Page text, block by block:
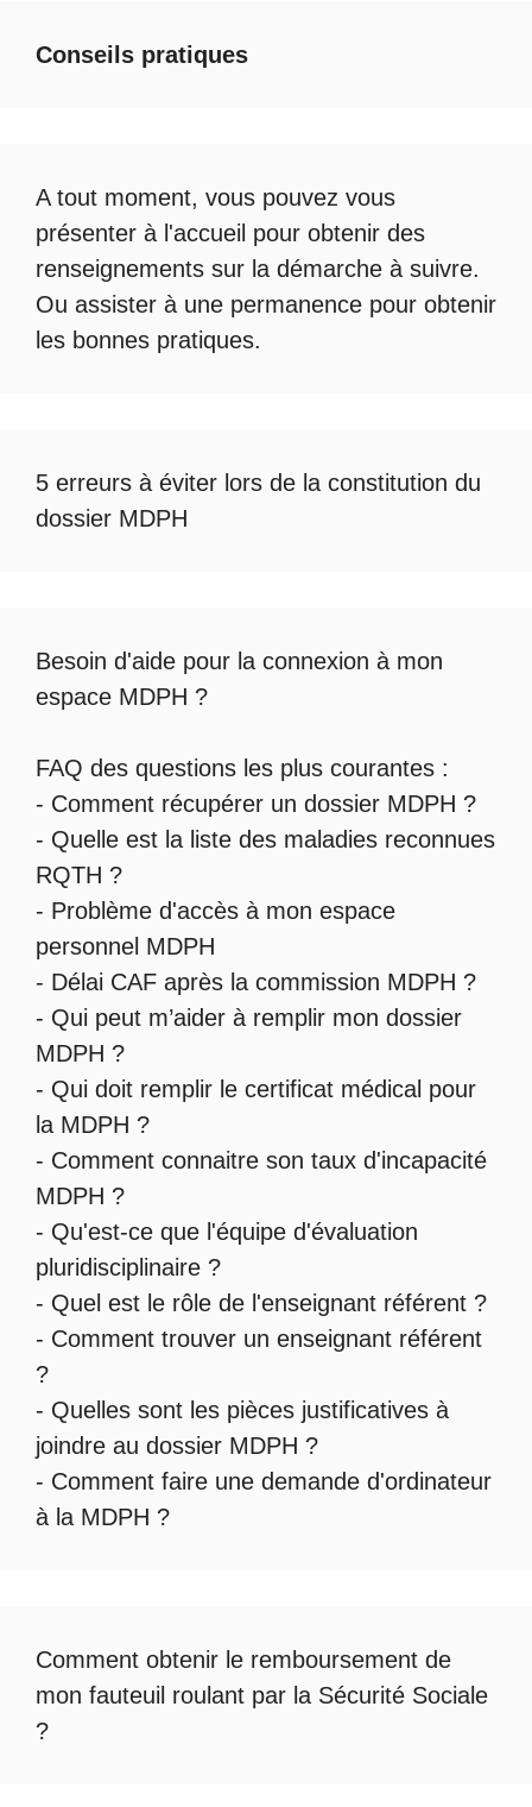
Conseils pratiques
A tout moment, vous pouvez vous
présenter à l'accueil pour obtenir des
renseignements sur la démarche à suivre.
Ou assister à une permanence pour obtenir
les bonnes pratiques.
5 erreurs à éviter lors de la constitution du
dossier MDPH
Besoin d'aide pour la connexion à mon
espace MDPH ?
FAQ des questions les plus courantes :
- Comment récupérer un dossier MDPH ?
- Quelle est la liste des maladies reconnues
RQTH ?
- Problème d'accès à mon espace
personnel MDPH
- Délai CAF après la commission MDPH ?
- Qui peut m’aider à remplir mon dossier
MDPH ?
- Qui doit remplir le certificat médical pour
la MDPH ?
- Comment connaitre son taux d'incapacité
MDPH ?
- Qu'est-ce que l'équipe d'évaluation
pluridisciplinaire ?
- Quel est le rôle de l'enseignant référent ?
- Comment trouver un enseignant référent
?
- Quelles sont les pièces justificatives à
joindre au dossier MDPH ?
- Comment faire une demande d'ordinateur
à la MDPH ?
Comment obtenir le remboursement de
mon fauteuil roulant par la Sécurité Sociale
?